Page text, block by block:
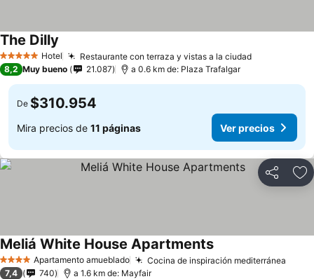
5 Estrellas Hotel Restaurante con terraza y vistas a la ciudadVer precios
The Dilly
8,2 Muy bueno 21.087 a 0.6 km de: Plaza Trafalgar
De $310.954
Mira precios de 11 páginas Ver precios
Compartir
4 EstrellasApartamento amueblado Cocina de inspiración mediterránea
Meliá White House ApartmentsVer precios
7,4 740 a 1.6 km de: Mayfair